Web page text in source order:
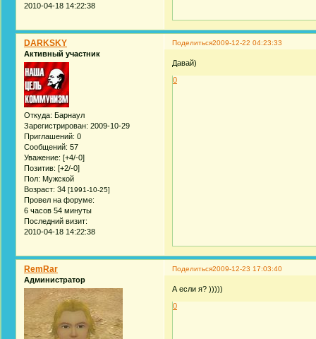
2010-04-18 14:22:38
Поделиться2009-12-22 04:23:33
DARKSKY
Активный участник
Откуда: Барнаyл
Зарегистрирован: 2009-10-29
Приглашений: 0
Сообщений: 57
Уважение: [+4/-0]
Позитив: [+2/-0]
Пол: Мужской
Возраст: 34 [1991-10-25]
Провел на форуме:
6 часов 54 минуты
Последний визит:
2010-04-18 14:22:38
Давай)
0
Поделиться2009-12-23 17:03:40
RemRar
Администратор
А если я? )))))
0